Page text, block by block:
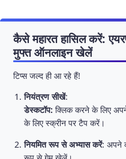
कैसे महारत हासिल करें:
मुफ्त ऑनलाइन खेलें
टिप्स जल्द ही आ रहे हैं!
नियंत्रण सीखें:
डेस्कटॉप: क्लिक करने के लिए
के लिए स्क्रीन पर टैप करें।
नियमित रूप से अभ्यास करें: अपने